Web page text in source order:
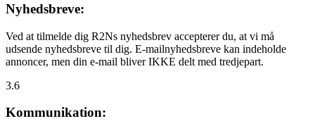
Nyhedsbreve:
Ved at tilmelde dig R2Ns nyhedsbrev accepterer du, at vi må
udsende nyhedsbreve til dig. E-mailnyhedsbreve kan indeholde
annoncer, men din e-mail bliver IKKE delt med tredjepart.
3.6
Kommunikation: